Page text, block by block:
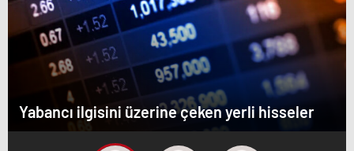
Yabancı ilgisini üzerine çeken yerli hisseler